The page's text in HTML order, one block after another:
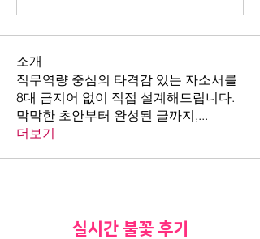
소개
직무역량 중심의 타격감 있는 자소서를
8대 금지어 없이 직접 설계해드립니다.
막막한 초안부터 완성된 글까지,...
더보기
​실시간 불꽃 후기